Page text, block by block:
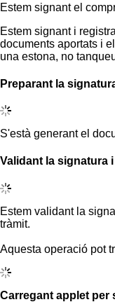
Estem signant el
Estem signant i
documents aportats i
una estona, no
Preparant la
S'està generant el
Validant la signatura
Estem validant la
tràmit.
Aquesta operació pot
Carregant applet per